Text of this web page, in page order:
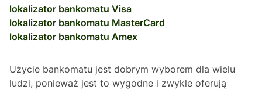
lokalizator bankomatu Visa
lokalizator bankomatu MasterCard
lokalizator bankomatu Amex
Użycie bankomatu jest dobrym wyborem dla wielu
ludzi, ponieważ jest to wygodne i zwykle oferują